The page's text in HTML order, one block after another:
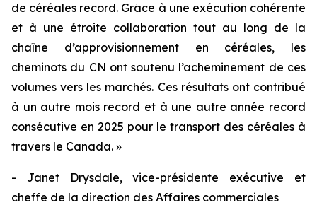
de céréales record. Grâce à une exécution cohérente
et à une étroite collaboration tout au long de la
chaîne d’approvisionnement en céréales, les
cheminots du CN ont soutenu l’acheminement de ces
volumes vers les marchés. Ces résultats ont contribué
à un autre mois record et à une autre année record
consécutive en 2025 pour le transport des céréales à
travers le Canada. »
- Janet Drysdale, vice-présidente exécutive et
cheffe de la direction des Affaires commerciales